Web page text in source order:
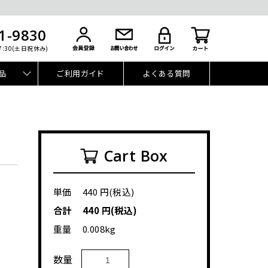
9830
土日祝休み)
ご利用ガイド よくある質問
Cart Box
単価440 円(税込)
合計 440 円(税込)
重量0.008kg
数量